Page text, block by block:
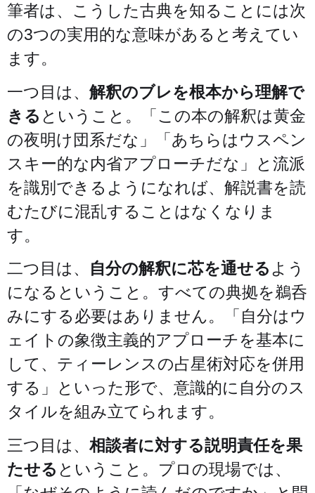
筆者は、こうした古典を知ることには次
の3つの実用的な意味があると考えてい
ます。
一つ目は、 解釈のブレを根本から理解で
きる ということ。「この本の解釈は黄金
の夜明け団系だな」「あちらはウスペン
スキー的な内省アプローチだな」と流派
を識別できるようになれば、解説書を読
むたびに混乱することはなくなりま
す。
二つ目は、
自分の解釈に芯を通せる よう
になるということ。すべての典拠を鵜呑
みにする必要はありません。「自分はウ
ェイトの象徴主義的アプローチを基本に
して、ティーレンスの占星術対応を併用
する」といった形で、意識的に自分のス
タイルを組み立てられます。
三つ目は、 相談者に対する説明責任を果
たせる ということ。プロの現場では、